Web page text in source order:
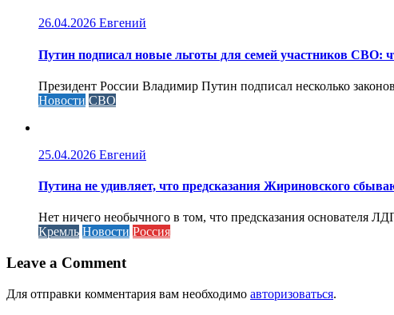
26.04.2026 Евгений
Путин подписал новые льготы для семей участников СВО:
Президент России Владимир Путин подписал несколько
Новости СВО
25.04.2026 Евгений
Путина не удивляет, что предсказания Жириновского
Нет ничего необычного в том, что предсказания основателя
Кремль Новости Россия
Leave a Comment
Для отправки комментария вам необходимо авторизоваться.